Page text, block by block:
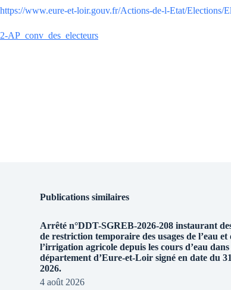
https://www.eure-et-loir.gouv.fr/Actions-de-l-Etat/Elections/
2-AP_conv_des_electeurs
Publications similaires
Arrêté n°DDT-SGREB-2026-208 instaurant
de restriction temporaire des usages de l’eau et
l’irrigation agricole depuis les cours d’eau dans
département d’Eure-et-Loir signé en date du
2026.
4 août 2026